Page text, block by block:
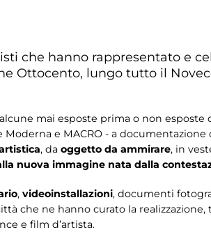
che hanno rappresentato e
Ottocento, lungo tutto il
mai esposte prima o non
e MACRO - a documentazione
, da oggetto da ammirare, in
nuova immagine nata dalla
, videoinstallazioni, documenti
che ne hanno curato la
e film d’artista.